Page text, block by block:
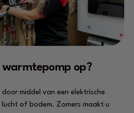
op?
middel van een elektrische
of bodem. Zomers maakt u